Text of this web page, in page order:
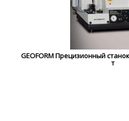
GEOFORM Прецизионный
т